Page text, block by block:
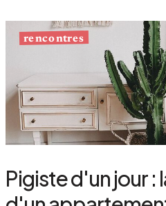
rencontres
Pigiste d'un jour :